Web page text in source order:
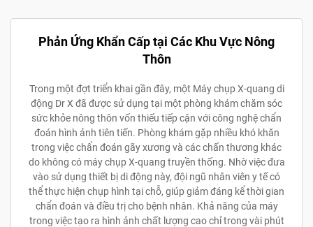
Phản Ứng Khẩn Cấp tại Các Khu Vực Nông
Thôn
Trong một đợt triển khai gần đây, một Máy chụp X-quang di
động Dr X đã được sử dụng tại một phòng khám chăm sóc
sức khỏe nông thôn vốn thiếu tiếp cận với công nghệ chẩn
đoán hình ảnh tiên tiến. Phòng khám gặp nhiều khó khăn
trong việc chẩn đoán gãy xương và các chấn thương khác
do không có máy chụp X-quang truyền thống. Nhờ việc đưa
vào sử dụng thiết bị di động này, đội ngũ nhân viên y tế có
thể thực hiện chụp hình tại chỗ, giúp giảm đáng kể thời gian
chẩn đoán và điều trị cho bệnh nhân. Khả năng của máy
trong việc tạo ra hình ảnh chất lượng cao chỉ trong vài phút